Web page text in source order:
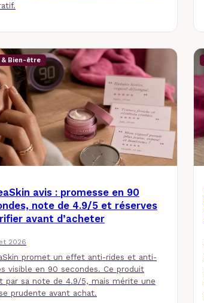
& Bien-être
avis : promesse en 90
note de 4.9/5 et réserves
avant d’acheter
2026
promet un effet anti-rides et anti-
visible en 90 secondes. Ce produit
par sa note de 4.9/5, mais mérite une
prudente avant achat.